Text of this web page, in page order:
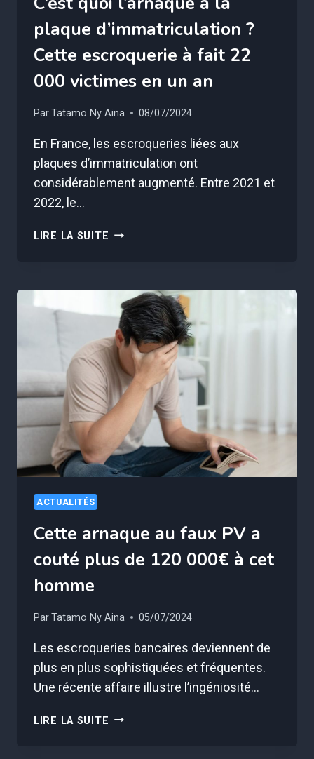
plaque d’immatriculation ?
Cette escroquerie à fait 22
000 victimes en un an
ParTatamo Ny Aina 08/07/2024
En France, les escroqueries liées aux
plaques d’immatriculation ont
considérablement augmenté. Entre 2021 et
2022, le…
LIRE LA SUITE C’EST
PLAQUE
D’IMMATRICULATION
?
CETTE
ESCROQUERIE
À
FAIT
000
VICTIMES
EN
ACTUALITÉS
Cette arnaque au faux PV a
couté plus de 120 000€ à cet
homme
ParTatamo Ny Aina 05/07/2024
Les escroqueries bancaires deviennent de
plus en plus sophistiquées et fréquentes.
Une récente affaire illustre l’ingéniosité…
LIRE LA SUITE CETTE